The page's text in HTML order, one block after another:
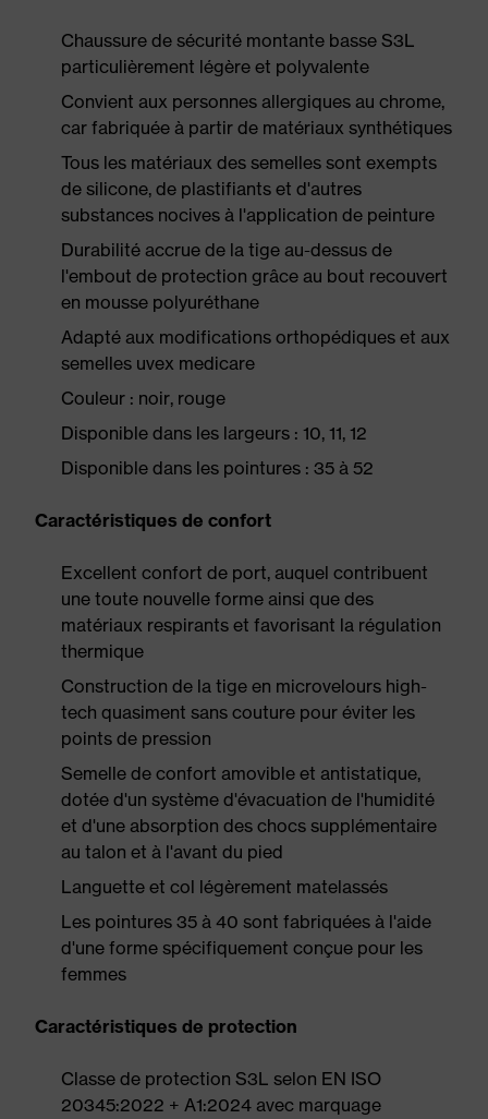
Chaussure de sécurité montante basse S3L
particulièrement légère et polyvalente
Convient aux personnes allergiques au chrome,
car fabriquée à partir de matériaux synthétiques
Tous les matériaux des semelles sont exempts
de silicone, de plastifiants et d'autres
substances nocives à l'application de peinture
Durabilité accrue de la tige au-dessus de
l'embout de protection grâce au bout recouvert
en mousse polyuréthane
Adapté aux modifications orthopédiques et aux
semelles uvex medicare
Couleur : noir, rouge
Disponible dans les largeurs : 10, 11, 12
Disponible dans les pointures : 35 à 52
Caractéristiques de confort
Excellent confort de port, auquel contribuent
une toute nouvelle forme ainsi que des
matériaux respirants et favorisant la régulation
thermique
Construction de la tige en microvelours high-
tech quasiment sans couture pour éviter les
points de pression
Semelle de confort amovible et antistatique,
dotée d'un système d'évacuation de l'humidité
et d'une absorption des chocs supplémentaire
au talon et à l'avant du pied
Languette et col légèrement matelassés
Les pointures 35 à 40 sont fabriquées à l'aide
d'une forme spécifiquement conçue pour les
femmes
Caractéristiques de protection
Classe de protection S3L selon EN ISO
20345:2022 + A1:2024 avec marquage